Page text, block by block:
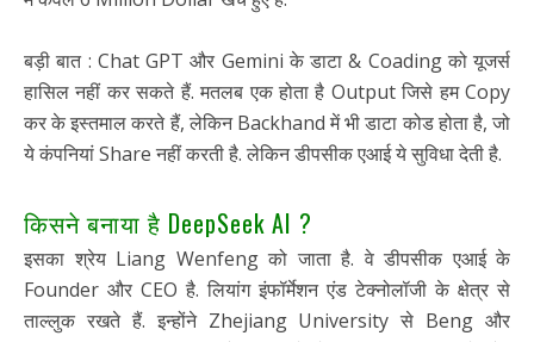
बड़ी बात : Chat GPT और Gemini के डाटा & Coading को यूजर्स
हासिल नहीं कर सकते हैं. मतलब एक होता है Output जिसे हम Copy
कर के इस्तमाल करते हैं, लेकिन Backhand में भी डाटा कोड होता है, जो
ये कंपनियां Share नहीं करती है. लेकिन डीपसीक एआई ये सुविधा देती है.
किसने बनाया है DeepSeek AI ?
इसका श्रेय Liang Wenfeng को जाता है. वे डीपसीक एआई के
Founder और CEO है. लियांग इंफॉर्मेशन एंड टेक्नोलॉजी के क्षेत्र से
ताल्लुक रखते हैं. इन्होंने Zhejiang University से Beng और